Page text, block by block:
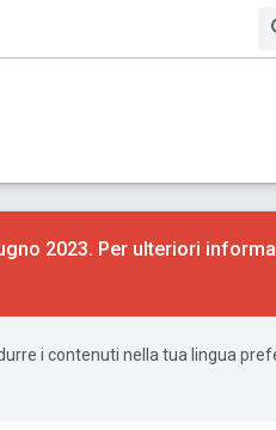
2023. Per ulteriori
i contenuti nella tua lingua